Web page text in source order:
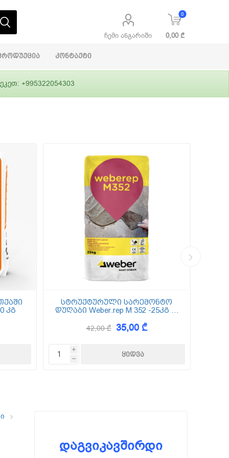
ჩემი ანგარიში
0
0,00 ₾
ფასადები
გრუნტები,
ჰიდროიზოლაცია
ლითონი
სამშენებლო
დანადგარები
კონტაქტი
+995322054303
კგ
სტრუქტურული სარემონტო
დუღაბი Weber.rep M 352 -25კგ (5
42,00 ₾ 35,00 ₾
i
h
დაგვიკავშირდი